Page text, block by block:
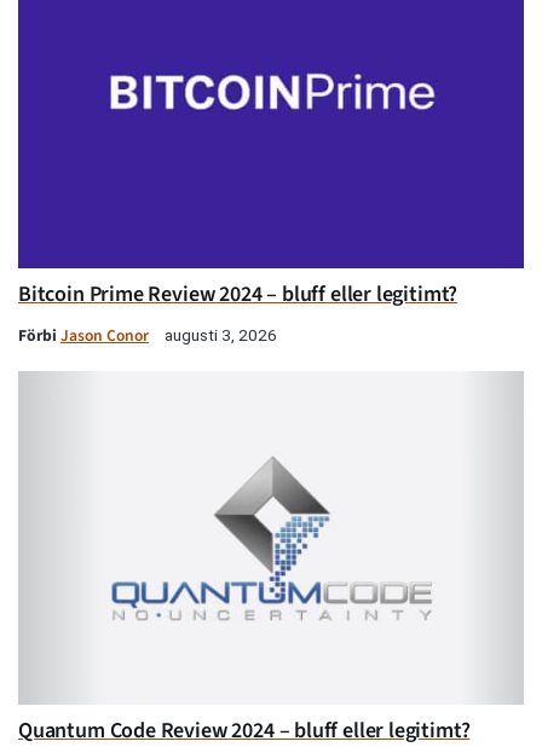
Bitcoin Prime Review 2024 – bluff eller legitimt?
Förbi Jason Conor augusti 3, 2026
Quantum Code Review 2024 – bluff eller legitimt?